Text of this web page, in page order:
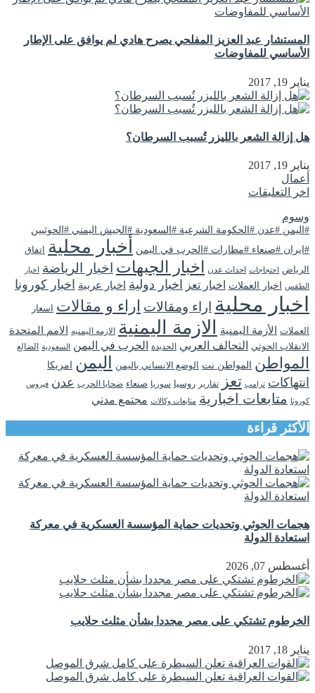
المستشار عبد العزيز المفلحي يصرح هادي لم يوافق على الإطار
الأساسي للمفاوضات
يناير 19, 2017
هل إزالة الشعر بالليزر تُسبب السرطان؟
يناير 19, 2017
أعمال
اخر التعليقات
وسوم
#اليمن #عدن #الحكومة الشرعية #السعودية #الجيش اليمني #الحوثيين
#ايران #صنعاء #مطارات #الحرب في اليمن
أخبار محلية
اتفاق
الرياض
احتجاجات احداث عدن اخبار الجبهات اخبار الرياضة اخبار
الطقس
اخبار العملات اخبار تعز اخبار دولية اخبار عربية اخبار كورونا
اخبار محلية اراء ومقالات اراء و مقالات اسعار
العملات الأزمة اليمنية الازمة اليمنية الازمه اليمنيه الامم المتحدة
الانقلاب الحوثي التحالف العربي الحديدة الحرب في اليمن السعودية الضالع
المواطن المواطن نت الوضع الانساني باليمن اليمن امريكا
انتهاكات ترامب تعز تقارير روسيا سوريا صنعاء ضحايا الحرب عدن فيروس
كورونا متابعات اخبارية متابعات وكالات مجتمع مدني
الأكثر قراءة
هجمات الحوثي وتحديات حماية المؤسسة العسكرية في معركة
استعادة الدولة
أغسطس 07, 2026
الخرطوم تشتكي على مصر مجددا بشأن مثلث حلايب
يناير 18, 2017